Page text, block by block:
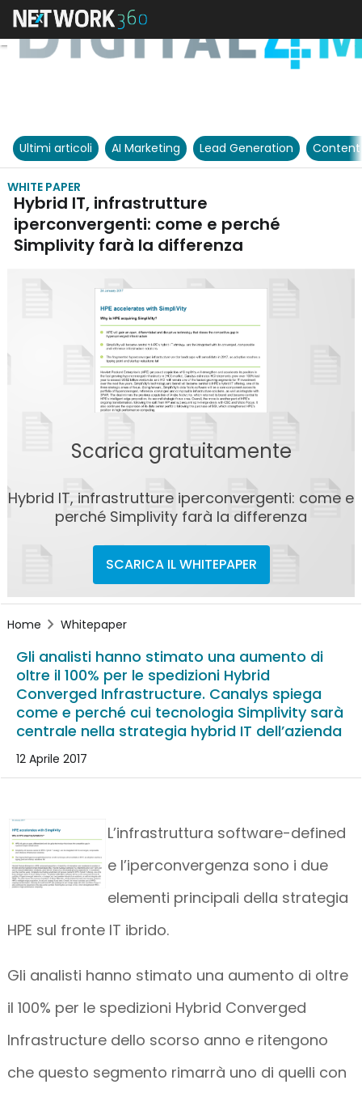
Ultimi articoli AI Marketing Lead Generation
WHITE PAPER
Hybrid IT, infrastrutture
iperconvergenti: come e perché
Simplivity farà la differenza
Scarica gratuitamente
Hybrid IT, infrastrutture iperconvergenti: come e
perché Simplivity farà la differenza
SCARICA IL WHITEPAPER
Home Whitepaper
Gli analisti hanno stimato una aumento di
oltre il 100% per le spedizioni Hybrid
Converged Infrastructure. Canalys spiega
come e perché cui tecnologia Simplivity sarà
centrale nella strategia hybrid IT dell’azienda
12 Aprile 2017
L’infrastruttura software-defined
e l’iperconvergenza sono i due
elementi principali della strategia
HPE sul fronte IT ibrido.
Gli analisti hanno stimato una aumento di oltre
il 100% per le spedizioni Hybrid Converged
Infrastructure dello scorso anno e ritengono
che questo segmento rimarrà uno di quelli con